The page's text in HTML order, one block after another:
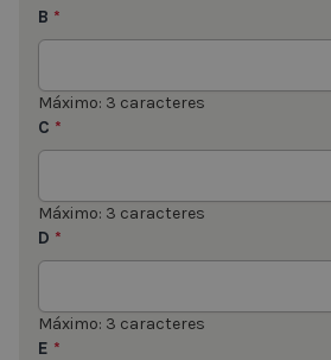
B *
Máximo: 3 caracteres
C *
Máximo: 3 caracteres
D *
Máximo: 3 caracteres
E *